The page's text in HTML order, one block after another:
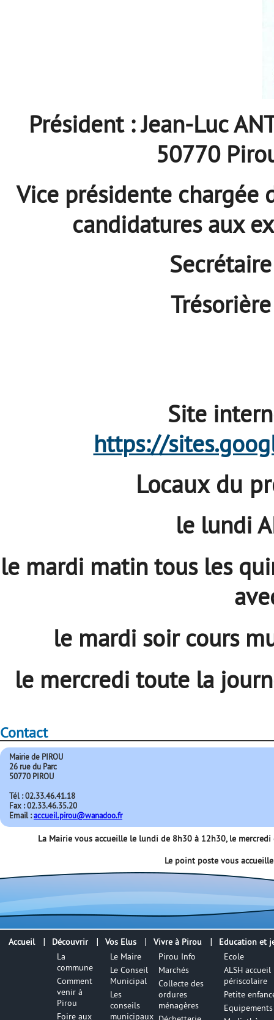
Président : Jean-Luc
50770
Vice présidente chargée
candidatures aux
Site
https://
Locaux du
le lundi
le mardi matin tous les
le mardi soir cours
le mercredi toute la
Contact
Mairie de PIROU
26 rue du Parc
50770 PIROU
Tél : 02.33.46.41.18
Fax : 02.33.46.35.20
Email :accueil.pirou@wanadoo.fr
La Mairie vous accueille le lundi de 8h30 à 12h30, le
Le point poste vous
Accueil
Découvrir
La
commune
Comment
venir à
Pirou
Foire aux
Vos Elus
Le Maire
Le Conseil
Municipal
Les
conseils
municipaux
Vivre à Pirou
Pirou Info
Marchés
Collecte des
ordures
ménagères
Education et
Ecole
ALSH accueil
périscolaire
Petite